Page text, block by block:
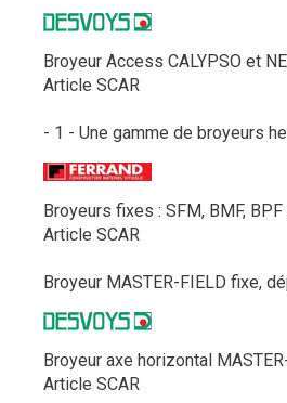
Broyeur Access CALYPSO et
Article SCAR
- 1 - Une gamme de broyeurs
Broyeurs fixes : SFM, BMF,
Article SCAR
Broyeur MASTER-FIELD fixe,
Broyeur axe horizontal
Article SCAR